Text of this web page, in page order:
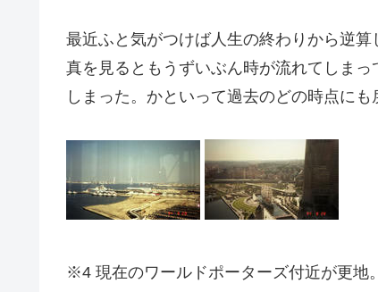
最近ふと気がつけば人生の終わりから逆
真を見るともうずいぶん時が流れてしま
しまった。かといって過去のどの時点に
※4 現在のワールドポーターズ付近が更地